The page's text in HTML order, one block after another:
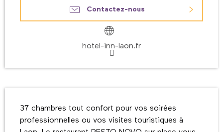
Contactez-nous
hotel-inn-laon.fr
37 chambres tout confort pour vos soirées
professionnelles ou vos visites touristiques à